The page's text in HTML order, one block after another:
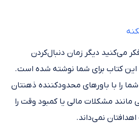
فکر می‌کنید دیگر زمان دنبال‌کردن
این کتاب برای شما نوشته شده است.
را با باور‌های محدودکننده ذهنتان
مانند مشکلات مالی یا کمبود وقت را
نمی‌داند.